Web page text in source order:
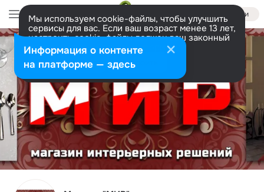
Войти
Мы используем cookie-файлы, чтобы улучшить
сервисы для вас. Если ваш возраст менее 13 лет,
настроить cookie-файлы должен ваш законный
представитель. Больше информации
Разрешить все Настроить
Информация о контенте
на платформе — здесь